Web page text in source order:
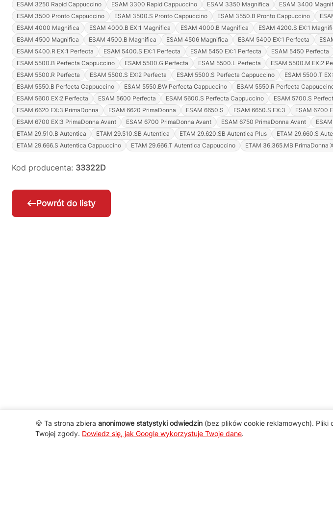
ESAM 3250 Rapid Cappuccino
ESAM 3300 Rapid Cappuccino ESAM 3350 Magnifica ESAM 3400
ESAM 3500 Pronto Cappuccino
ESAM 3500.S Pronto Cappuccino ESAM 3550.B Pronto Cappuccino
ESAM 4000 Magnifica
ESAM 4000.B EX:1 Magnifica ESAM 4000.B Magnifica ESAM 4200.S EX:1
ESAM 4500 Magnifica
ESAM 4500.B Magnifica ESAM 4506 Magnifica ESAM 5400 EX:1 Perfecta
ESAM 5400.R EX:1 Perfecta
ESAM 5400.S EX:1 Perfecta ESAM 5450 EX:1 Perfecta ESAM 5450 Perfecta
ESAM 5500.B Perfecta Cappuccino
ESAM 5500.G Perfecta ESAM 5500.L Perfecta ESAM 5500.M EX:2
ESAM 5500.R Perfecta
ESAM 5500.S EX:2 Perfecta ESAM 5500.S Perfecta Cappuccino ESAM 5500.T
ESAM 5550.B Perfecta Cappuccino
ESAM 5550.BW Perfecta Cappuccino ESAM 5550.R Perfecta
ESAM 5600 EX:2 Perfecta
ESAM 5600 Perfecta ESAM 5600.S Perfecta Cappuccino ESAM 5700.S
ESAM 6620 EX:3 PrimaDonna
ESAM 6620 PrimaDonna ESAM 6650.S ESAM 6650.S EX:3 ESAM 6700
ESAM 6700 EX:3 PrimaDonna Avant
ESAM 6700 PrimaDonna Avant ESAM 6750 PrimaDonna Avant
ETAM 29.510.B Autentica
ETAM 29.510.SB Autentica ETAM 29.620.SB Autentica Plus ETAM 29.660.S
ETAM 29.666.S Autentica Cappuccino
ETAM 29.666.T Autentica Cappuccino ETAM 36.365.MB PrimaDonna
Kod producenta: 33322D
Powrót do listy
🍪 Ta strona zbiera anonimowe statystyki odwiedzin (bez plików cookie reklamowych). Pliki
Twojej zgody. Dowiedz się, jak Google wykorzystuje Twoje dane.